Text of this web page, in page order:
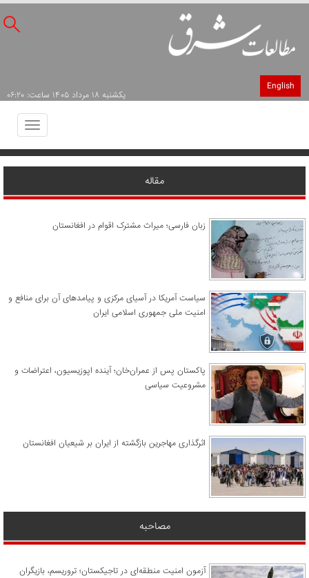
English
يکشنبه ۱۸ مرداد ۱۴۰۵ ساعت: ۰۶:۲۰
Toggle
مقاله
زبان فارسی؛ میراث مشترک اقوام در افغانستان
سیاست آمریکا در آسیای مرکزی و پیامدهای آن برای منافع و
امنیت ملی جمهوری اسلامی ایران
پاکستان پس از عمران‌خان؛ آینده اپوزیسیون، اعتراضات و
مشروعیت سیاسی
اثرگذاری مهاجرین بازگشته از ایران بر شیعیان افغانستان
مصاحبه
آزمون امنیت منطقه‌ای در تاجیکستان؛ تروریسم، بازیگران